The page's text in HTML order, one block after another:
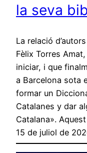
la seva
La relació
Fèlix Torres
iniciar, i que
a Barcelona sota
formar un
Catalanes y dar
Catalana».
15 de juliol de